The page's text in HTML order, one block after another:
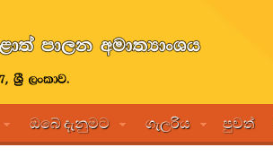
ඔබේ දැනුමට ගැලරිය පුවත්